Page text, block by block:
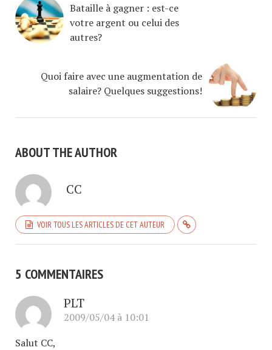
Bataille à gagner : est-ce
votre argent ou celui des
autres?
Quoi faire avec une augmentation de
salaire? Quelques suggestions!
ABOUT THE AUTHOR
CC
VOIR TOUS LES ARTICLES DE CET AUTEUR
5 COMMENTAIRES
PLT
2009/05/04 à 10:01
Salut CC,